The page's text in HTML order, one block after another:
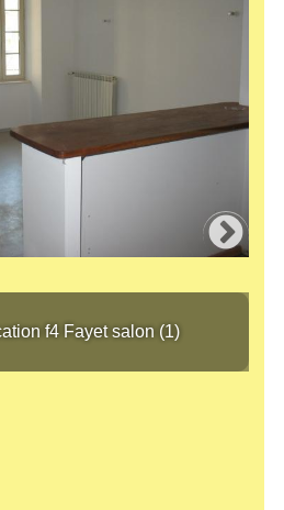
salon (1)
f4 Fayet salon (1)